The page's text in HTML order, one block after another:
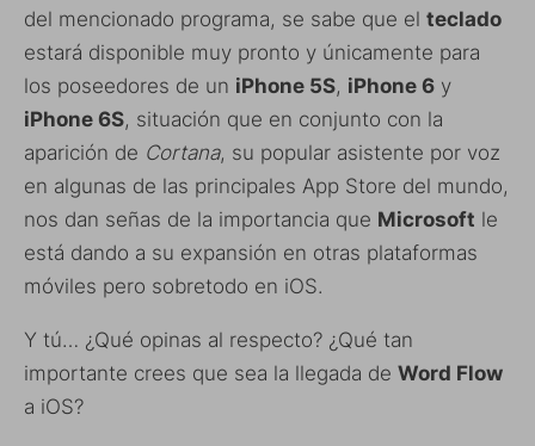
del mencionado programa, se sabe que el teclado
estará disponible muy pronto y únicamente para
los poseedores de un iPhone 5S, iPhone 6 y
iPhone 6S, situación que en conjunto con la
aparición de Cortana, su popular asistente por voz
en algunas de las principales App Store del mundo,
nos dan señas de la importancia que Microsoft le
está dando a su expansión en otras plataformas
móviles pero sobretodo en iOS.
Y tú… ¿Qué opinas al respecto? ¿Qué tan
importante crees que sea la llegada de Word Flow
a iOS?